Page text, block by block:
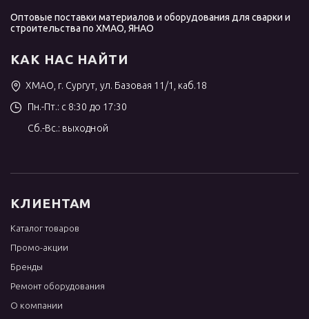
Оптовые поставки материалов и оборудования для сварки и
строительства по ХМАО, ЯНАО
КАК НАС НАЙТИ
ХМАО, г. Сургут, ул. Базовая 11/1, каб.18
Пн.-Пт.: с 8:30 до 17:30
Сб.-Вс.: выходной
КЛИЕНТАМ
Каталог товаров
Промо-акции
Бренды
Ремонт оборудования
О компании